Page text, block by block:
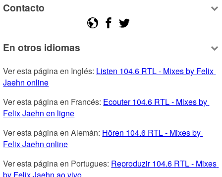
Contacto
En otros idiomas
Ver esta página en Inglés: Listen 104.6 RTL - Mixes by Felix
Jaehn online
Ver esta página en Francés: Ecouter 104.6 RTL - Mixes by
Felix Jaehn en ligne
Ver esta página en Alemán: Hören 104.6 RTL - Mixes by
Felix Jaehn online
Ver esta página en Portugues: Reproduzir 104.6 RTL - Mixes
by Felix Jaehn ao vivo